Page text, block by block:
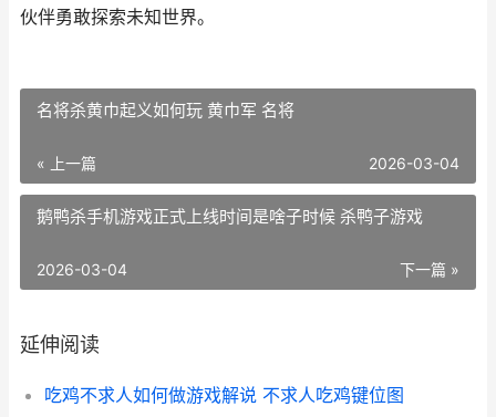
伙伴勇敢探索未知世界。
名将杀黄巾起义如何玩 黄巾军 名将
« 上一篇 2026-03-04
鹅鸭杀手机游戏正式上线时间是啥子时候 杀鸭子游戏
下一篇 »
2026-03-04
延伸阅读
吃鸡不求人如何做游戏解说 不求人吃鸡键位图